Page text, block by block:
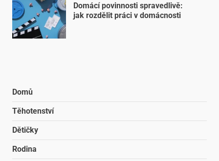
Domácí povinnosti spravedlivě:
jak rozdělit práci v domácnosti
Domů
Těhotenství
Dětičky
Rodina